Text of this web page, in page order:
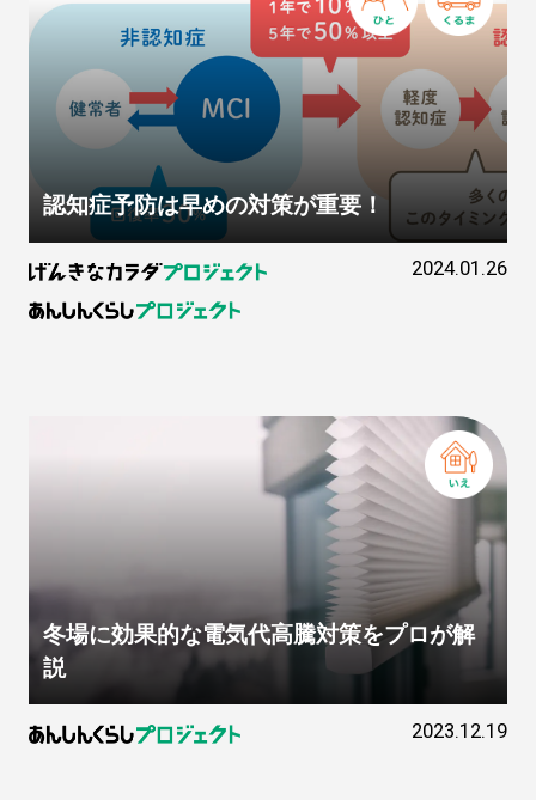
認知症予防は早めの対策が重要！
2024.01.26
冬場に効果的な電気代高騰対策をプロが解
説
2023.12.19